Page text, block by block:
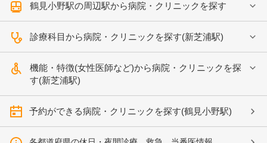
鶴見小野駅の周辺駅から病院・クリニックを探す
診療科目から病院・クリニックを探す(新芝浦駅)
機能・特徴(女性医師など)から病院・クリニックを探
す(新芝浦駅)
予約ができる病院・クリニックを探す(鶴見小野駅)